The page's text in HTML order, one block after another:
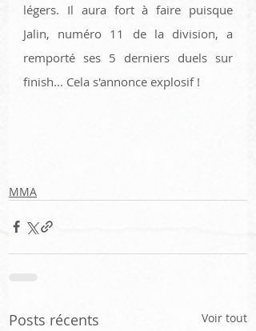
légers. Il aura fort à faire puisque
Jalin, numéro 11 de la division, a
remporté ses 5 derniers duels sur
finish... Cela s'annonce explosif !
MMA
Posts récents Voir tout